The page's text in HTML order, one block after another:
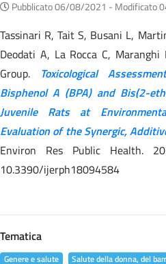
Pubblicato 06/08/2021 - Modificato
Tassinari R, Tait S, Busani L,
Deodati A, La Rocca C,
Group. Toxicological
Bisphenol A (BPA) and Bis(2-
Juvenile Rats at
Evaluation of the Synergic,
Environ Res Public Health.
10.3390/ijerph18094584
Tematica
Genere e salute
Salute della donna, del